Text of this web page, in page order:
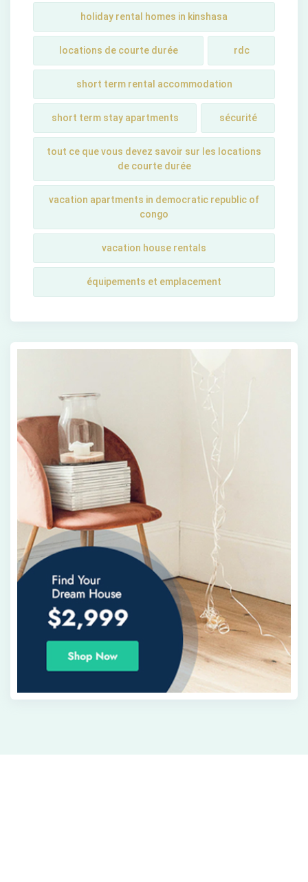
holiday rental homes in kinshasa
locations de courte durée rdc
short term rental accommodation
short tеrm stay apartmеnts sécurité
tout ce que vous devez savoir sur les locations
de courte durée
vacation apartments in democratic republic of
congo
vacation house rentals
équipements et emplacement